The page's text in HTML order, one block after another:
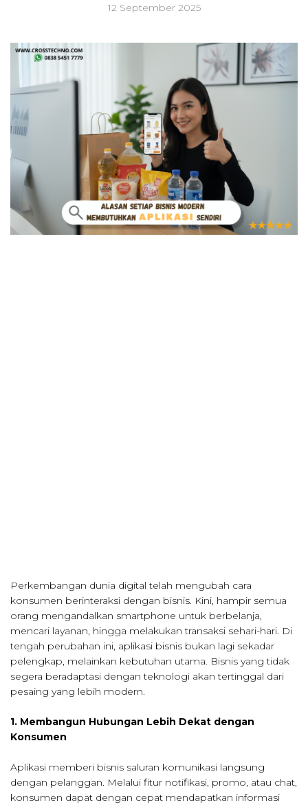
12 September 2025
Perkembangan dunia digital telah mengubah cara
konsumen berinteraksi dengan bisnis. Kini, hampir semua
orang mengandalkan smartphone untuk berbelanja,
mencari layanan, hingga melakukan transaksi sehari-hari. Di
tengah perubahan ini, aplikasi bisnis bukan lagi sekadar
pelengkap, melainkan kebutuhan utama. Bisnis yang tidak
segera beradaptasi dengan teknologi akan tertinggal dari
pesaing yang lebih modern.
1. Membangun Hubungan Lebih Dekat dengan
Konsumen
Aplikasi memberi bisnis saluran komunikasi langsung
dengan pelanggan. Melalui fitur notifikasi, promo, atau chat,
konsumen dapat dengan cepat mendapatkan informasi